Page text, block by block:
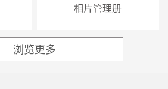
相片管理册
浏览更多